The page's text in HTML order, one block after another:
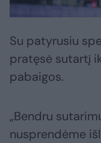
Su patyrusiu
pratęsė sutartį
pabaigos.
„Bendru
nusprendėme